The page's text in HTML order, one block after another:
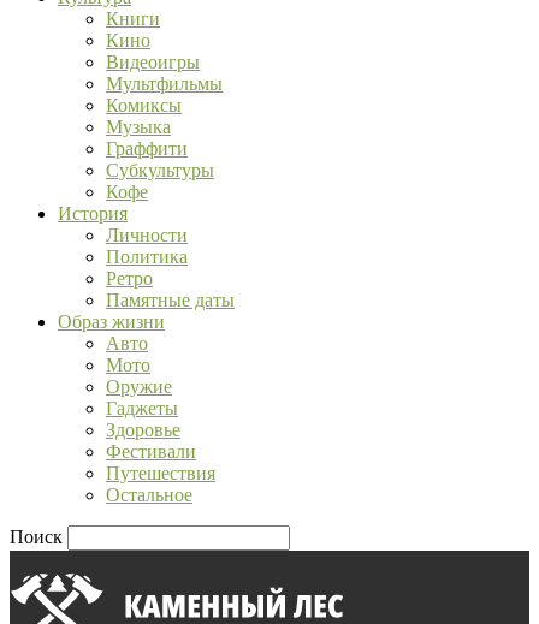
Книги
Кино
Видеоигры
Мультфильмы
Комиксы
Музыка
Граффити
Субкультуры
Кофе
История
Личности
Политика
Ретро
Памятные даты
Образ жизни
Авто
Мото
Оружие
Гаджеты
Здоровье
Фестивали
Путешествия
Остальное
Поиск